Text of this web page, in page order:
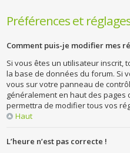
Préférences et
Comment puis-je modifier mes
Si vous êtes un utilisateur inscrit,
la base de données du forum. Si
vous sur votre panneau de
généralement en haut des pages
permettra de modifier tous vos
Haut
L’heure n’est pas correcte !